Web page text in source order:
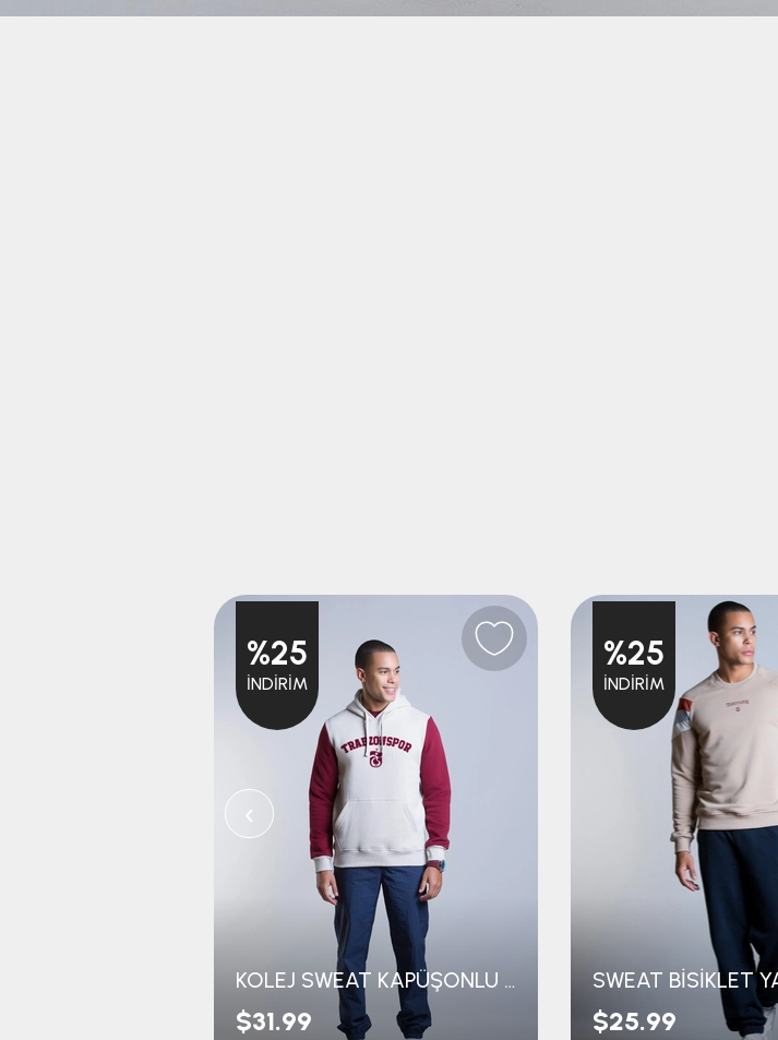
KOLEJ SWEAT KAPÜŞONLU TRABZONSPOR NAKIŞLI
$31.99
%25
İNDIRIM
$25.99
%25
İNDIRIM
‹